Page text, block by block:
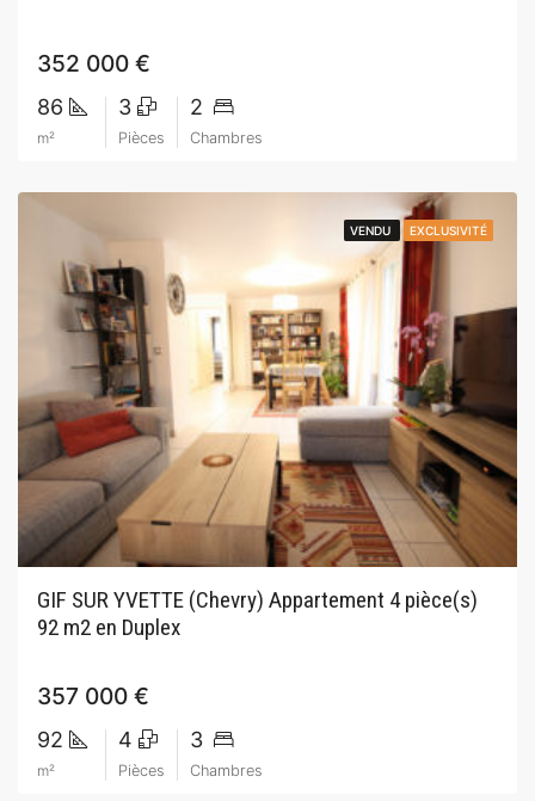
352 000 €
86
m²
3
Pièces
2
Chambres
VENDU EXCLUSIVITÉ
VENDU EXCLUSIVITÉ
GIF SUR YVETTE (Chevry) Appartement 4 pièce(s)
92 m2 en Duplex
357 000 €
92
m²
4
Pièces
3
Chambres